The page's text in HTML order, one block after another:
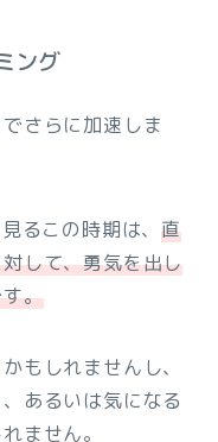
ング
さらに加速しま
るこの時期は、直
して、勇気を出し
。
もしれませんし、
あるいは気になる
ません。